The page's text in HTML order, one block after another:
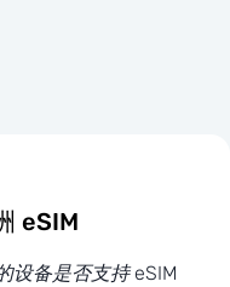
eSIM
设备是否支持 eSIM